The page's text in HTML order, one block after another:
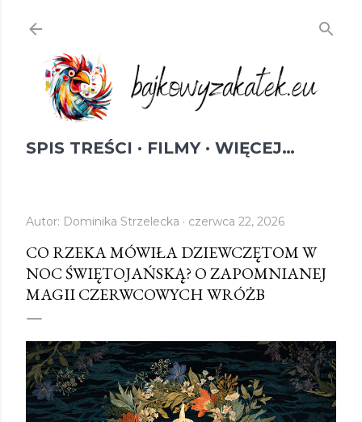
SPIS TREŚCI FILMY WIĘCEJ…
Autor: Dominika Strzelecka czerwca 22, 2026
CO RZEKA MÓWIŁA DZIEWCZĘTOM W
NOC ŚWIĘTOJAŃSKĄ? O ZAPOMNIANEJ
MAGII CZERWCOWYCH WRÓŻB